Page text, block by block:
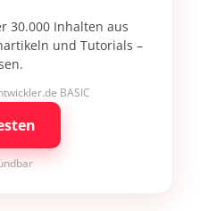
30.000 Inhalten aus
und Tutorials –
BASIC